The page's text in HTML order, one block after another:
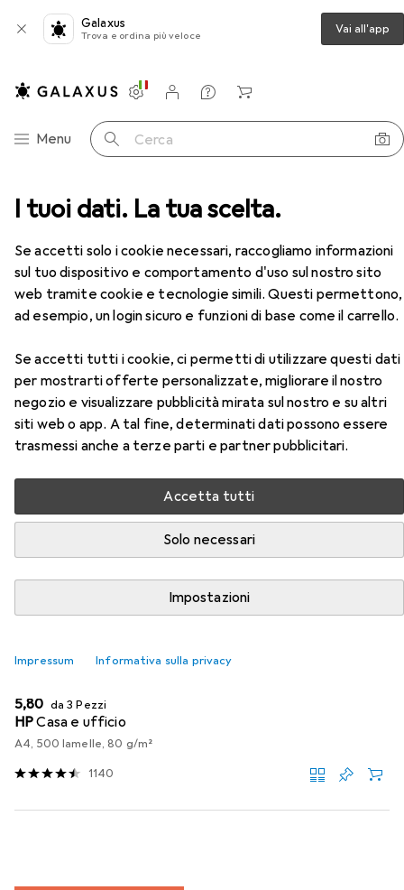
I tuoi dati. La tua scelta.
Se accetti solo i cookie necessari, raccogliamo informazioni
sul tuo dispositivo e comportamento d'uso sul nostro sito
web tramite cookie e tecnologie simili. Questi permettono,
ad esempio, un login sicuro e funzioni di base come il carrello.
Se accetti tutti i cookie, ci permetti di utilizzare questi dati
per mostrarti offerte personalizzate, migliorare il nostro
negozio e visualizzare pubblicità mirata sul nostro e su altri
siti web o app. A tal fine, determinati dati possono essere
trasmessi anche a terze parti e partner pubblicitari.
Accetta tutti
Solo necessari
Impostazioni
Impressum Informativa sulla privacy
Galaxus
Trova e ordina più veloce Vai all'app
Categoria Navigazione
Menu Cerca
Impostazioni
Conto cliente
Liste di confronto
Liste dei desideri
Carrello
Cartucce Epson Cartuccia D'Inchiostro Giallo
EUR
100,07
EpsonCartuccia D'Inchiostro Giallo
Accessori per Epson Cartuccia
D'Inchiostro Giallo
Qui trovi accessori adatti per il prodotto Epson Cartuccia
D'Inchiostro Giallo della categoria Carta.
Elenco dei prodotti
SCONTO SULLA QUANTITÀ
EUR
5,80 da 3 Pezzi
HPCasa e ufficio
A4, 500 lamelle, 80 g/m²
1140